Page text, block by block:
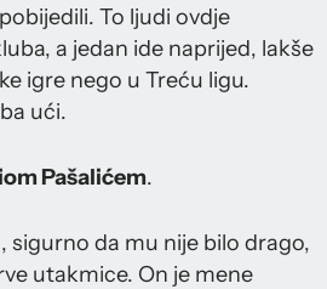
To ljudi ovdje
a jedan ide naprijed, lakše
igre nego u Treću ligu.
ući.
Pašalićem.
sigurno da mu nije bilo drago,
utakmice. On je mene